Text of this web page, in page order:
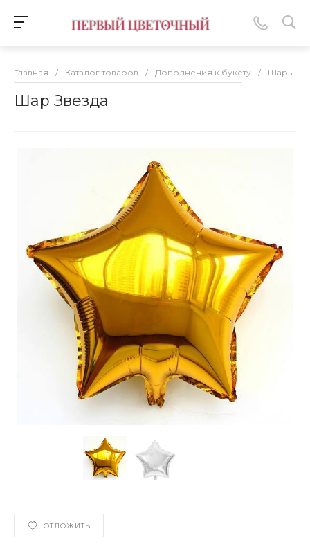
Главная / Каталог товаров / Дополнения к букету / Шары
Шар Звезда
ОТЛОЖИТЬ